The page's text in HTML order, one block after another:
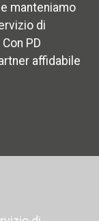
manteniamo
di
PD
affidabile